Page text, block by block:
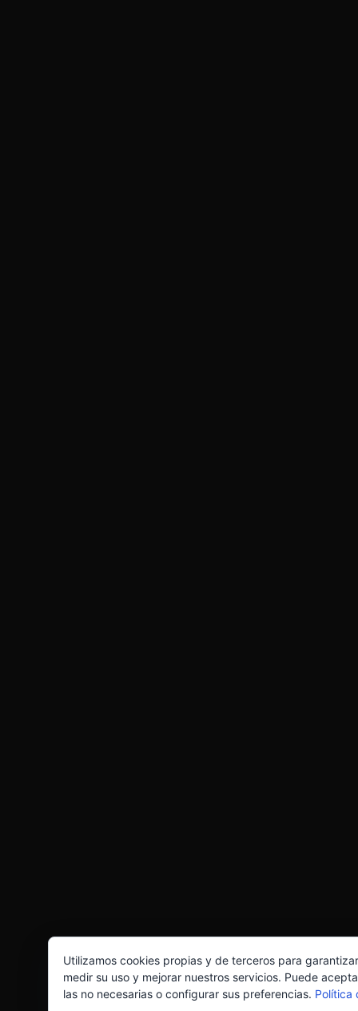
Utilizamos cookies propias y de terceros para
medir su uso y mejorar nuestros servicios. Puede
las no necesarias o configurar sus preferencias. Política